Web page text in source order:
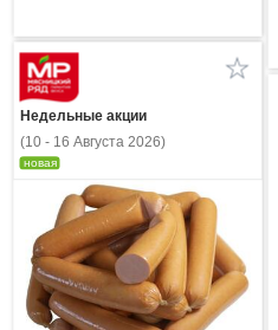
Недельные акции
(10 - 16 Августа 2026)
новая